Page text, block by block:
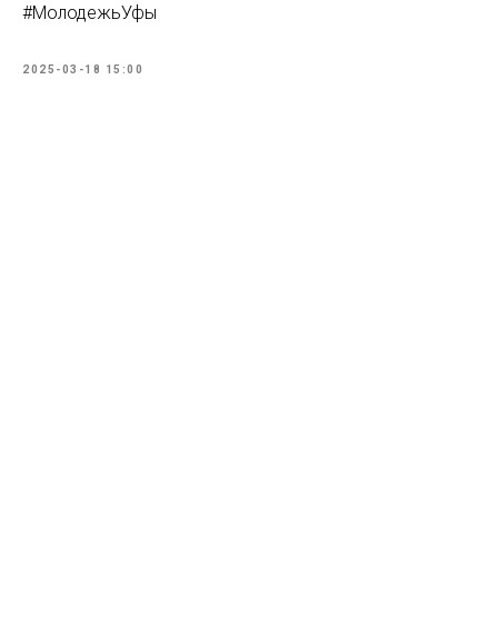
#МолодежьУфы
2025-03-18 15:00